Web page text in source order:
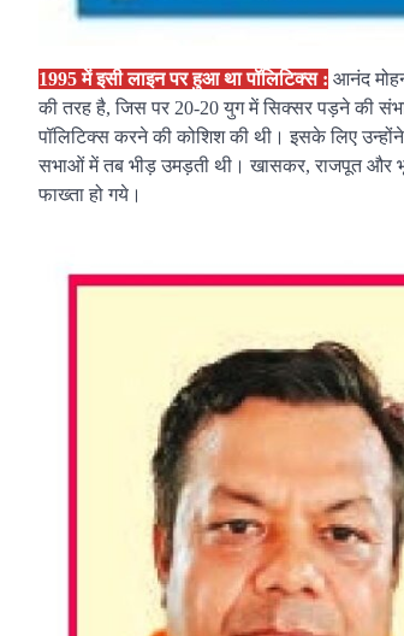
1995 में इसी लाइन पर हुआ था पॉलिटिक्स : आनंद
की तरह है, जिस पर 20-20 युग में सिक्सर पड़ने की
पॉलिटिक्स करने की कोशिश की थी। इसके लिए
सभाओं में तब भीड़ उमड़ती थी। खासकर, राजपूत और
फाख्ता हो गये।